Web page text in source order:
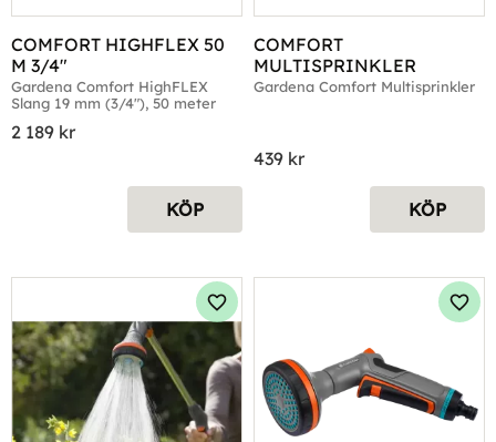
COMFORT HIGHFLEX 50
M 3/4"
Gardena Comfort HighFLEX
Slang 19 mm (3/4"), 50 meter
2 189 kr
KÖP
COMFORT
MULTISPRINKLER
Gardena Comfort Multisprinkler
439 kr
KÖP
Lägg till i favoriter